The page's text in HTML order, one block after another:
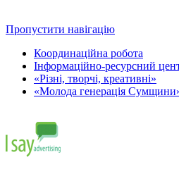
Пропустити навігацію
Координаційна робота
Інформаційно-ресурсний
«Різні, творчі, креативні»
«Молода генерація